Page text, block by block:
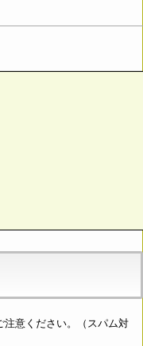
注意ください。（スパム対